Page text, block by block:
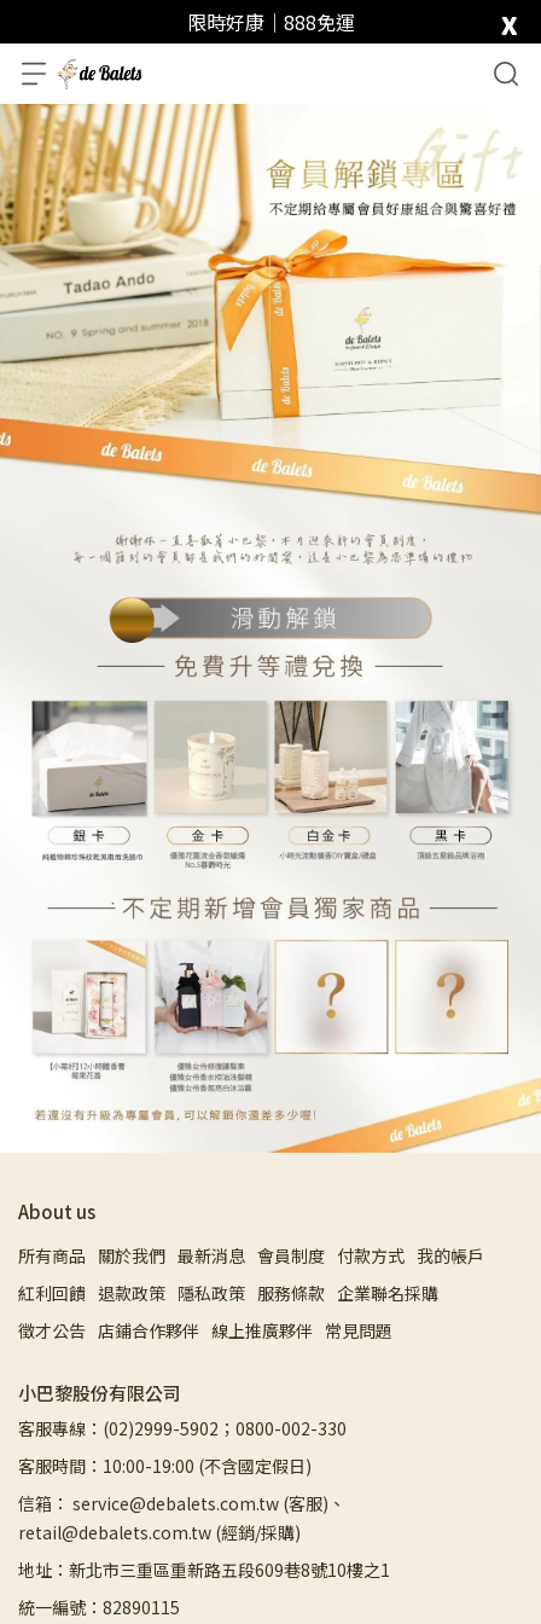
限時好康｜888免運 x
About us
所有商品 關於我們 最新消息 會員制度 付款方式 我的帳戶
紅利回饋 退款政策 隱私政策 服務條款 企業聯名採購
徵才公告 店鋪合作夥伴 線上推廣夥伴 常見問題
小巴黎股份有限公司
客服專線：(02)2999-5902；0800-002-330
客服時間：10:00-19:00 (不含國定假日)
信箱： service@debalets.com.tw (客服)、
retail@debalets.com.tw (經銷/採購)
地址：新北市三重區重新路五段609巷8號10樓之1
統一編號：82890115